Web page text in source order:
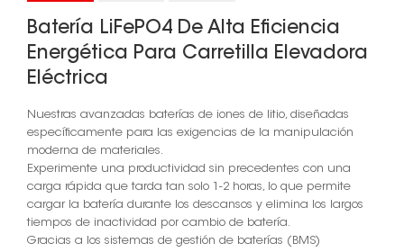
Batería LiFePO4 De Alta Eficiencia
Energética Para Carretilla Elevadora
Eléctrica
Nuestras avanzadas baterías de iones de litio, diseñadas
específicamente para las exigencias de la manipulación
moderna de materiales.
Experimente una productividad sin precedentes con una
carga rápida que tarda tan solo 1-2 horas, lo que permite
cargar la batería durante los descansos y elimina los largos
tiempos de inactividad por cambio de batería.
Gracias a los sistemas de gestión de baterías (BMS)